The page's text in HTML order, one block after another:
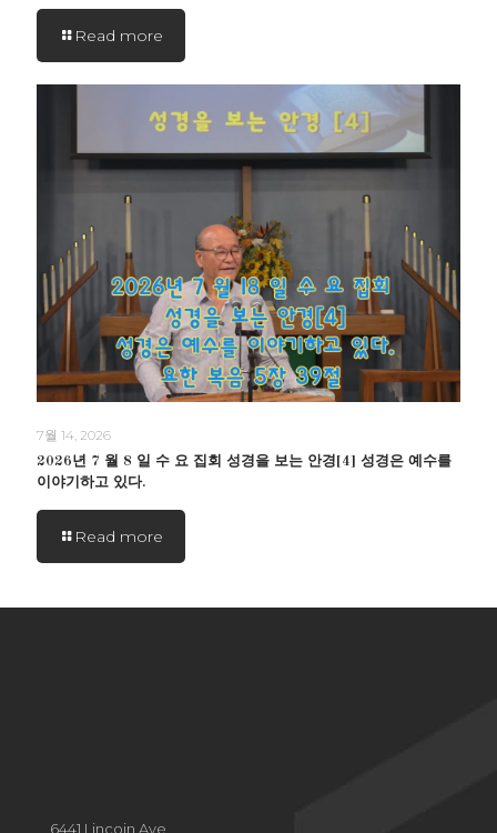
Read more
7월 14, 2026
2026년 7 월 8 일 수 요 집회 성경을 보는 안경[4] 성경은 예수를
이야기하고 있다.
Read more
6441 Lincoin Ave